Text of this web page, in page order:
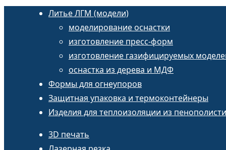
Литье ЛГМ (модели)
моделирование оснастки
изготовление пресс-форм
изготовление газифицируемых
оснастка из дерева и МДФ
Формы для огнеупоров
Защитная упаковка и термоконтейнеры
Изделия для теплоизоляции из
3D печать